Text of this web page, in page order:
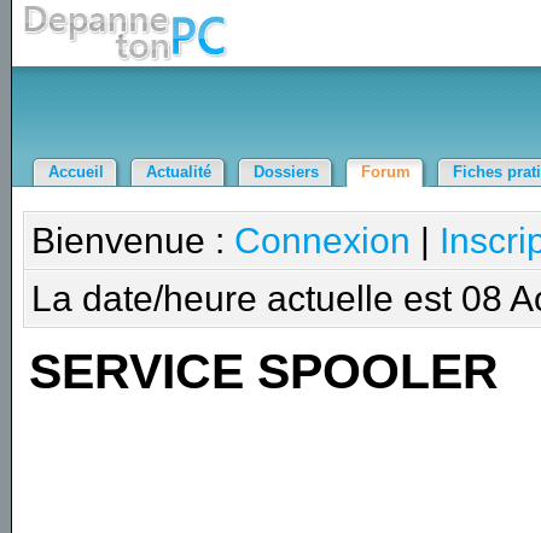
Accueil Actualité Dossiers Forum Fiches
Bienvenue : Connexion |
La date/heure actuelle est 08
SERVICE SPOOLER